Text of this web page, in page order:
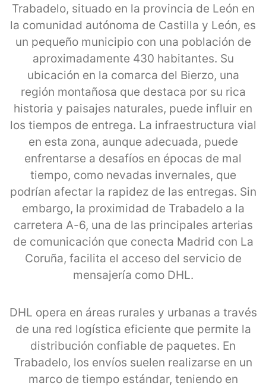
Trabadelo, situado en la provincia de León en
la comunidad autónoma de Castilla y León, es
un pequeño municipio con una población de
aproximadamente 430 habitantes. Su
ubicación en la comarca del Bierzo, una
región montañosa que destaca por su rica
historia y paisajes naturales, puede influir en
los tiempos de entrega. La infraestructura vial
en esta zona, aunque adecuada, puede
enfrentarse a desafíos en épocas de mal
tiempo, como nevadas invernales, que
podrían afectar la rapidez de las entregas. Sin
embargo, la proximidad de Trabadelo a la
carretera A-6, una de las principales arterias
de comunicación que conecta Madrid con La
Coruña, facilita el acceso del servicio de
mensajería como DHL.
DHL opera en áreas rurales y urbanas a través
de una red logística eficiente que permite la
distribución confiable de paquetes. En
Trabadelo, los envíos suelen realizarse en un
marco de tiempo estándar, teniendo en